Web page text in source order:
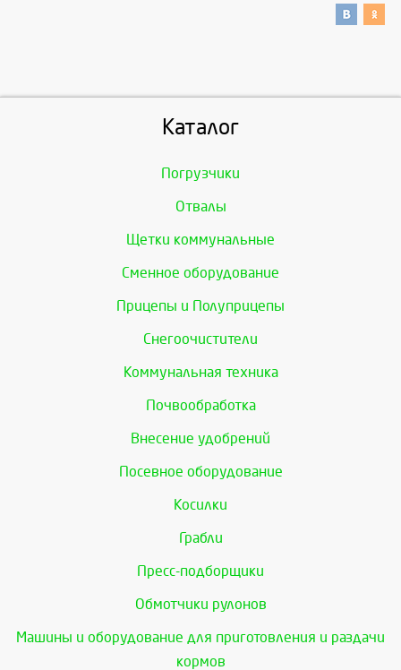
Каталог
Погрузчики
Отвалы
Щетки коммунальные
Сменное оборудование
Прицепы и Полуприцепы
Снегоочистители
Коммунальная техника
Почвообработка
Внесение удобрений
Посевное оборудование
Косилки
Грабли
Пресс-подборщики
Обмотчики рулонов
Машины и оборудование для приготовления и раздачи
кормов